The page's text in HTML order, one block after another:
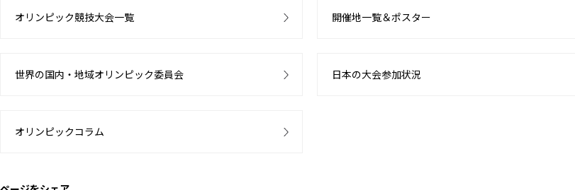
オリンピック競技大会一覧 開催地一覧＆ポスター
世界の国内・地域オリンピック委員会 日本の大会参加状況
オリンピックコラム